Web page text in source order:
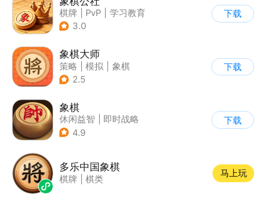
棋牌 PvP
学习教育
3.0
下载
象棋大师
策略 模拟
象棋
| 棋牌
2.5
下载
象棋
休闲益智
即时战略
| 象棋
4.9
下载
多乐中国象棋
棋牌 棋类
马上玩